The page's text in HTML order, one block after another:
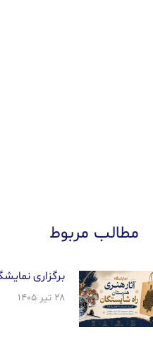
مطالب مربوط
برگزاری
۲۸ تیر ۱۴۰۵